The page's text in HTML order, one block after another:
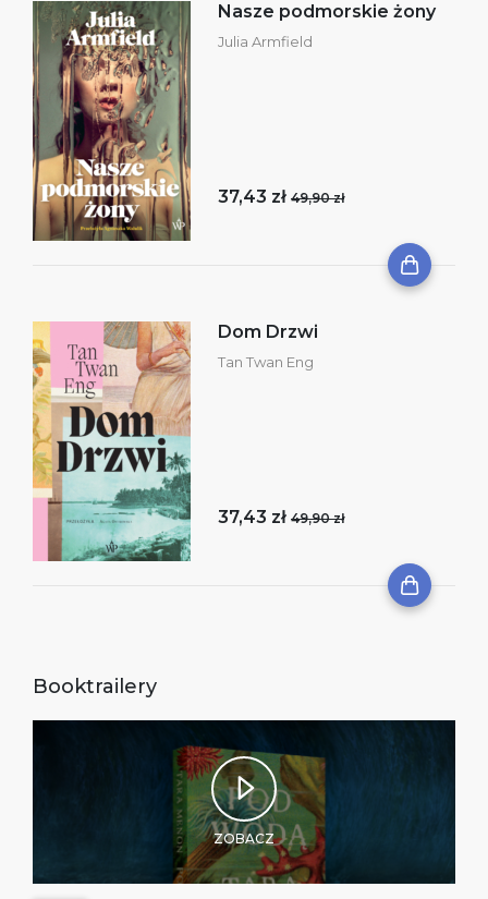
Nasze podmorskie żony
Julia Armfield
37,43 zł 49,90 zł
Dom Drzwi
Tan Twan Eng
37,43 zł 49,90 zł
Booktrailery
ZOBACZ